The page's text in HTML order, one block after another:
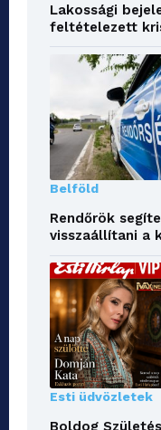
Lakossági
feltételezett
Belföld
Rendőrök
visszaállítani a
Esti üdvözletek